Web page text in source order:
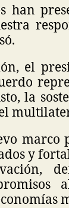
han
el
la
marco
y